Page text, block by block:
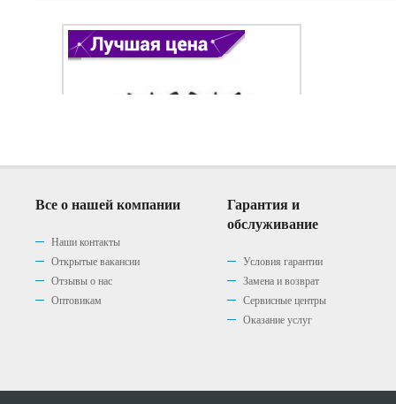
Варочная панель Gefest 1210
Варочная панель Gefest 1210
Варочная панель Gefest 1210
Все о нашей компании
Наши контакты
Открытые вакансии
Отзывы о нас
Оптовикам
Гарантия и
обслуживание
Условия гарантии
Замена и возврат
Сервисные центры
Оказание услуг